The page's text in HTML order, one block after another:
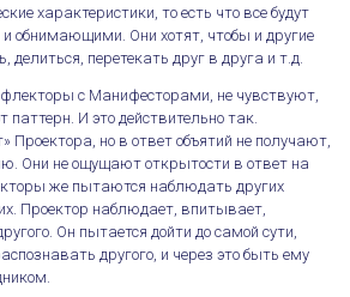
характеристики, то есть что все будут
обнимающими. Они хотят, чтобы и другие
делиться, перетекать друг в друга и т.д.
с Манифесторами, не чувствуют,
И это действительно так.
Проектора, но в ответ объятий не получают,
Они не ощущают открытости в ответ на
же пытаются наблюдать других
Проектор наблюдает, впитывает,
Он пытается дойти до самой сути,
другого, и через это быть ему